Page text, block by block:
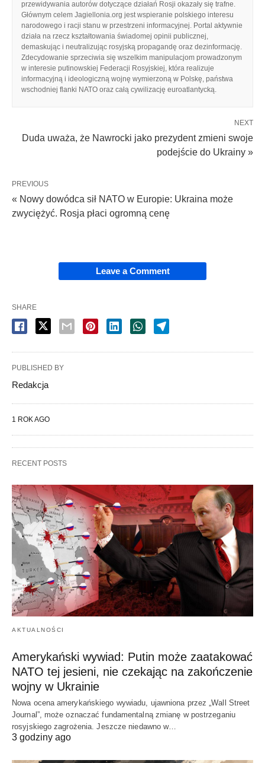
przewidywania autorów dotyczące działań Rosji okazały się trafne.
Głównym celem Jagiellonia.org jest wspieranie polskiego interesu
narodowego i racji stanu w przestrzeni informacyjnej. Portal aktywnie
działa na rzecz kształtowania świadomej opinii publicznej,
demaskując i neutralizując rosyjską propagandę oraz dezinformację.
Zdecydowanie sprzeciwia się wszelkim manipulacjom prowadzonym
w interesie putinowskiej Federacji Rosyjskiej, która realizuje
informacyjną i ideologiczną wojnę wymierzoną w Polskę, państwa
wschodniej flanki NATO oraz całą cywilizację euroatlantycką.
NEXT
Duda uważa, że Nawrocki jako prezydent zmieni swoje
podejście do Ukrainy »
PREVIOUS
« Nowy dowódca sił NATO w Europie: Ukraina może
zwyciężyć. Rosja płaci ogromną cenę
Leave a Comment
SHARE
PUBLISHED BY
Redakcja
1 ROK AGO
RECENT POSTS
AKTUALNOŚCI
Amerykański wywiad: Putin może zaatakować
NATO tej jesieni, nie czekając na zakończenie
wojny w Ukrainie
Nowa ocena amerykańskiego wywiadu, ujawniona przez „Wall Street
Journal”, może oznaczać fundamentalną zmianę w postrzeganiu
rosyjskiego zagrożenia. Jeszcze niedawno w…
3 godziny ago